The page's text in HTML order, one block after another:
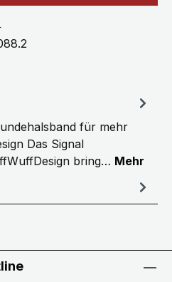
für mehr
Das Signal
bring… Mehr